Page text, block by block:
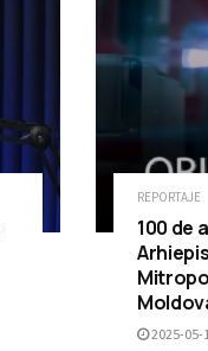
REPORTAJE
100 de
2025-05-